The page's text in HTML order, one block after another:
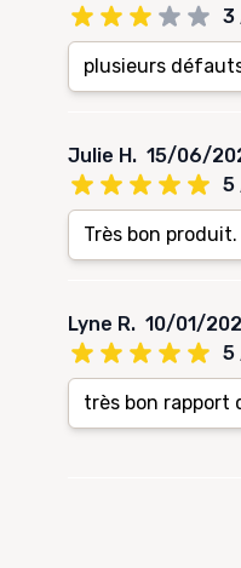
3
plusieurs
Julie H. 15/06/
5
Très bon produit.
Lyne R. 10/01/
5
très bon rapport